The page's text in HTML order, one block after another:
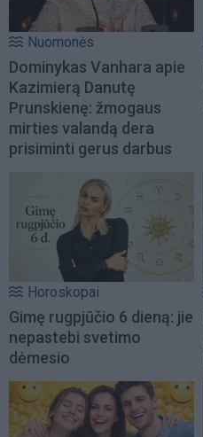
Nuomonės
Dominykas Vanhara apie
Kazimierą Danutę
Prunskienę: žmogaus
mirties valandą dera
prisiminti gerus darbus
Horoskopai
Gimę rugpjūčio 6 dieną: jie
nepastebi svetimo
dėmesio